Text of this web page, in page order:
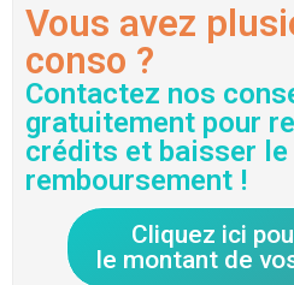
Vous avez
conso ?
Contactez nos
gratuitement pour
crédits et baisser
remboursement !
Cliquez ici
le montant de